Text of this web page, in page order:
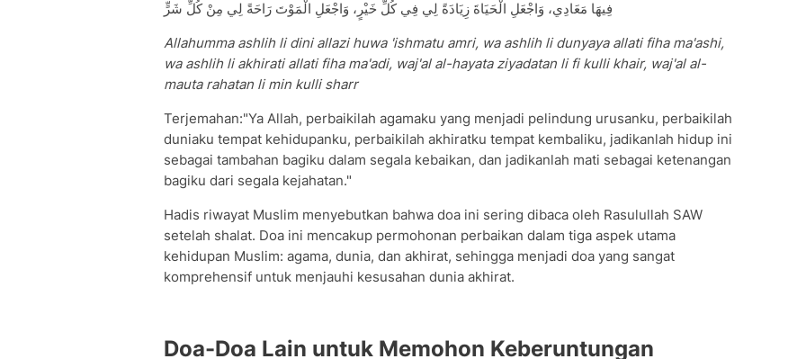
فِيهَا مَعَادِي، وَاجْعَلِ الْحَيَاةَ زِيَادَةً لِي فِي كُلِّ خَيْرٍ، وَاجْعَلِ الْمَوْتَ رَاحَةً لِي مِنْ كُلِّ شَرٍّ
Allahumma ashlih li dini allazi huwa 'ishmatu amri, wa ashlih li dunyaya allati fiha ma'ashi,
wa ashlih li akhirati allati fiha ma'adi, waj'al al-hayata ziyadatan li fi kulli khair, waj'al al-
mauta rahatan li min kulli sharr
Terjemahan:"Ya Allah, perbaikilah agamaku yang menjadi pelindung urusanku, perbaikilah
duniaku tempat kehidupanku, perbaikilah akhiratku tempat kembaliku, jadikanlah hidup ini
sebagai tambahan bagiku dalam segala kebaikan, dan jadikanlah mati sebagai ketenangan
bagiku dari segala kejahatan."
Hadis riwayat Muslim menyebutkan bahwa doa ini sering dibaca oleh Rasulullah SAW
setelah shalat. Doa ini mencakup permohonan perbaikan dalam tiga aspek utama
kehidupan Muslim: agama, dunia, dan akhirat, sehingga menjadi doa yang sangat
komprehensif untuk menjauhi kesusahan dunia akhirat.
Doa-Doa Lain untuk Memohon Keberuntungan